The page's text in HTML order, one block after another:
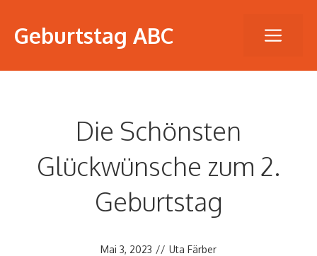
InhaltGeburtstag ABC
Die Schönsten
Glückwünsche zum 2.
Geburtstag
Mai 3, 2023 // Uta Färber